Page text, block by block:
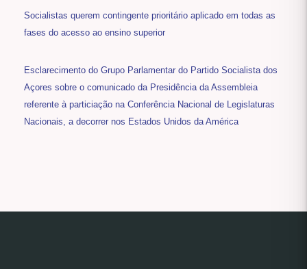
Socialistas querem contingente prioritário aplicado em todas as
fases do acesso ao ensino superior
Esclarecimento do Grupo Parlamentar do Partido Socialista dos
Açores sobre o comunicado da Presidência da Assembleia
referente à particiação na Conferência Nacional de Legislaturas
Nacionais, a decorrer nos Estados Unidos da América